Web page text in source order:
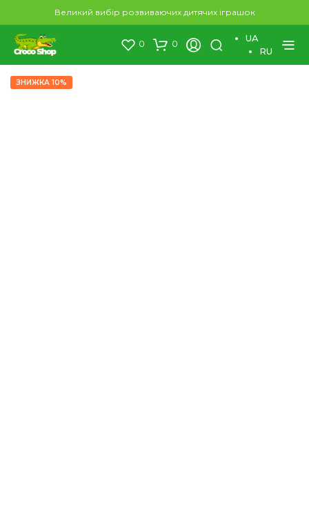
Великий вибір розвиваючих дитячих іграшок
0 0
UA
RU
ЗНИЖКА 10%